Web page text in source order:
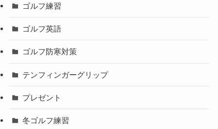
ゴルフ練習
ゴルフ英語
ゴルフ防寒対策
テンフィンガーグリップ
プレゼント
冬ゴルフ練習